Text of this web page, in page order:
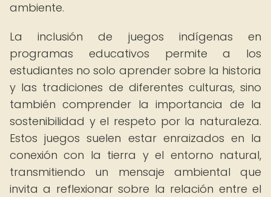
ambiente.
La inclusión de juegos indígenas en
programas educativos permite a los
estudiantes no solo aprender sobre la historia
y las tradiciones de diferentes culturas, sino
también comprender la importancia de la
sostenibilidad y el respeto por la naturaleza.
Estos juegos suelen estar enraizados en la
conexión con la tierra y el entorno natural,
transmitiendo un mensaje ambiental que
invita a reflexionar sobre la relación entre el